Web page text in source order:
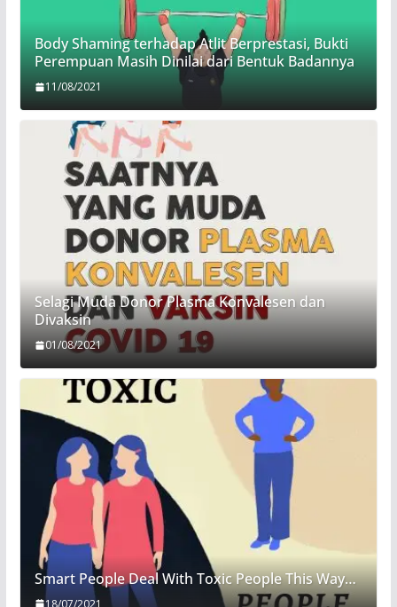
Body Shaming terhadap Atlit Berprestasi, Bukti
Perempuan Masih Dinilai dari Bentuk Badannya
11/08/2021
Selagi Muda Donor Plasma Konvalesen dan
Divaksin
01/08/2021
Smart People Deal With Toxic People This Way…
18/07/2021